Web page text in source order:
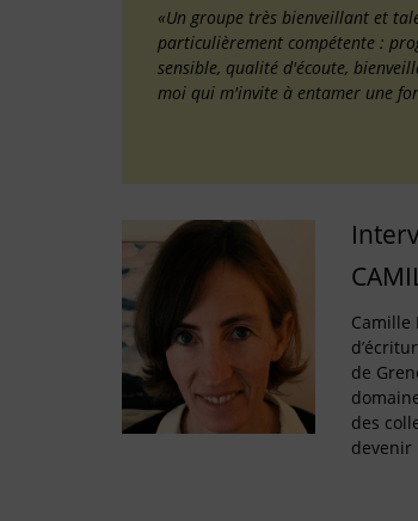
«Un groupe très bienveillant et
particulièrement compétente :
sensible, qualité d'écoute,
moi qui m'invite à entamer une
Camille
de
des